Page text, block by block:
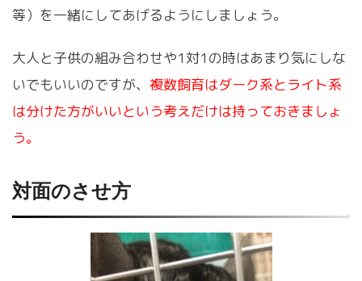
等）を一緒にしてあげるようにしましょう。
大人と子供の組み合わせや1対1の時はあまり気にしな
いでもいいのですが、 複数飼育はダーク系とライト系
は分けた方がいいという考えだけは持っておきましょ
う。
対面のさせ方